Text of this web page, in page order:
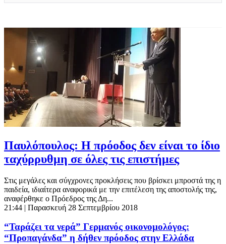
Παυλόπουλος: Η πρόοδος δεν είναι το ίδιο
ταχύρρυθμη σε όλες τις επιστήμες
Στις μεγάλες και σύγχρονες προκλήσεις που βρίσκει μπροστά της η
παιδεία, ιδιαίτερα αναφορικά με την επιτέλεση της αποστολής της,
αναφέρθηκε ο Πρόεδρος της Δη...
21:44 | Παρασκευή 28 Σεπτεμβρίου 2018
“Ταράζει τα νερά” Γερμανός οικονομολόγος:
“Προπαγάνδα” η δήθεν πρόοδος στην Ελλάδα